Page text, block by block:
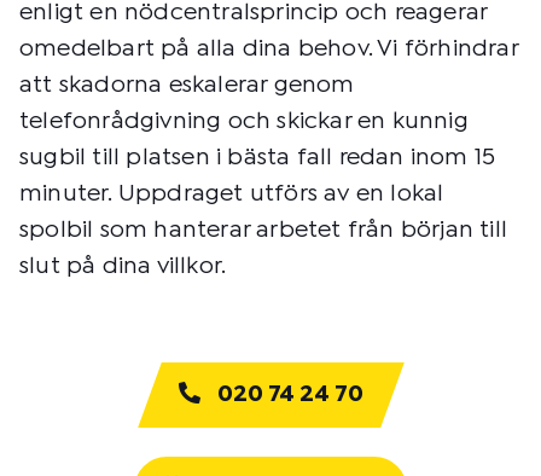
enligt en nödcentralsprincip och reagerar
omedelbart på alla dina behov. Vi förhindrar
att skadorna eskalerar genom
telefonrådgivning och skickar en kunnig
sugbil till platsen i bästa fall redan inom 15
minuter. Uppdraget utförs av en lokal
spolbil som hanterar arbetet från början till
slut på dina villkor.
020 74 24 70